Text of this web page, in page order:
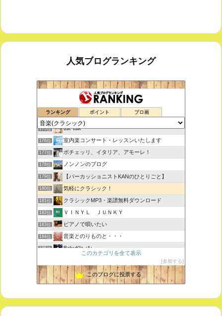
人気ブログランキング
ランキング ポイント ブロ画
鑑賞空間・忘れられない作品
174位 思えば遠くへ来たもんだ
175位 tak-talk
176位 室内楽コンサート・レッスンいたします
177位 ボチェッリ、イタリア、アモーレ！
178位 ノンノンのブログ
179位 【パーカッショニストKANのひとりごと】
180位 気軽にクラシック！
181位 クラシックMP3・楽譜無料ダウンロード
182位 ＶＩＮＹＬ ＪＵＮＫＹ
183位 ピアノで唄いたい
184位 音楽とのりものと・・・
185位 BakuKla +*+
187位 ときどき書きます♪
このカテゴリを全て表示
参加する
このブログに投票する